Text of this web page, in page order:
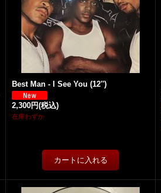
Best Man - I See You (12'')
2,300円(税込)
在庫わずか